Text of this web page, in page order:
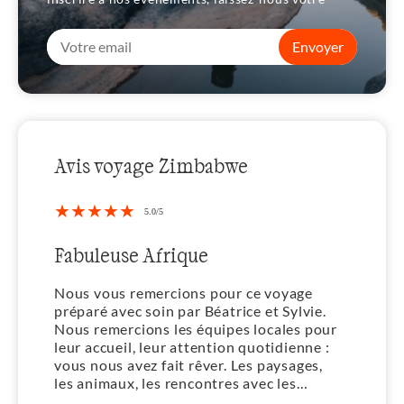
Envoyer
Avis voyage Zimbabwe
ce voyage
et Sylvie.
locales pour
quotidienne :
paysages,
avec les
Un super programme
Un programme conforme a
demande, un suivi avant
réalisation bonne (c'est
hôtels et chambres
nourriture bonne, des visites
bien organisés